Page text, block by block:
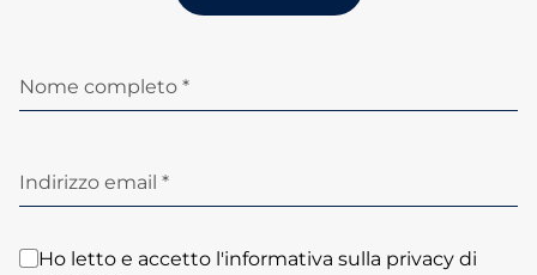
Nome completo *
Indirizzo email *
Ho letto e accetto l'informativa sulla privacy di